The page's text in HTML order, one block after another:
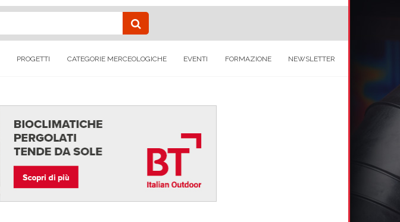
PROGETTI CATEGORIE MERCEOLOGICHE EVENTI FORMAZIONE NEWSLETTER